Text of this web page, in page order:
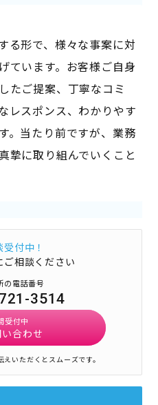
る形で、様々な事案に対
ています。お客様ご自身
たご提案、丁寧なコミ
レスポンス、わかりやす
。当たり前ですが、業務
摯に取り組んでいくこと
付中！
ご相談ください
の電話番号
3514
受付中
い合わせ
いただくとスムーズです。